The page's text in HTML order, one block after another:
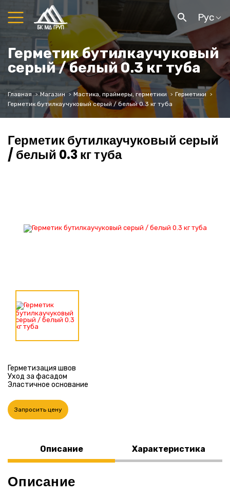
Рус
Герметик бутилкаучуковый
серый / белый 0.3 кг туба
Главная Магазин Мастика, праймеры, герметики
Герметики
Герметик бутилкаучуковый серый / белый 0.3 кг туба
Герметик бутилкаучуковый серый
/ белый 0.3 кг туба
Герметизация швов
Уход за фасадом
Эластичное основание
Запросить цену
Описание Характеристика
Описание